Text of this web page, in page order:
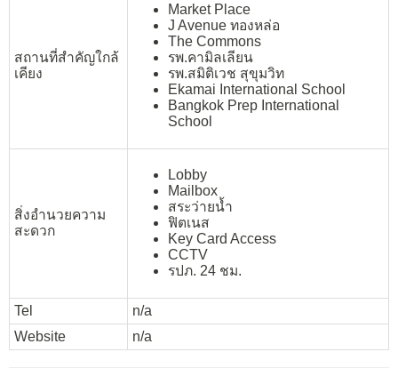
สถานที่สำคัญใกล้
เคียง
Market Place
J Avenue ทองหล่อ
The Commons
รพ.คามิลเลียน
รพ.สมิติเวช สุขุมวิท
Ekamai International School
Bangkok Prep International
School
สิ่งอำนวยความ
สะดวก
Lobby
Mailbox
สระว่ายน้ำ
ฟิตเนส
Key Card Access
CCTV
รปภ. 24 ชม.
Tel
n/a
Website
n/a